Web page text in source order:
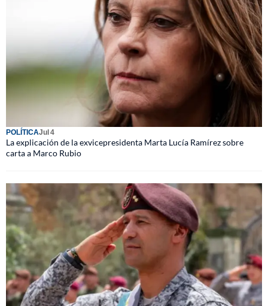
POLÍTICAJul 4
La explicación de la exvicepresidenta Marta Lucía Ramírez sobre
carta a Marco Rubio